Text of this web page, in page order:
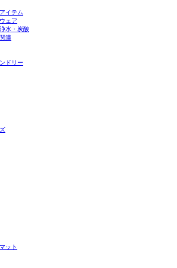
イテム
ェア
水・炭酸
連
ドリー
ット